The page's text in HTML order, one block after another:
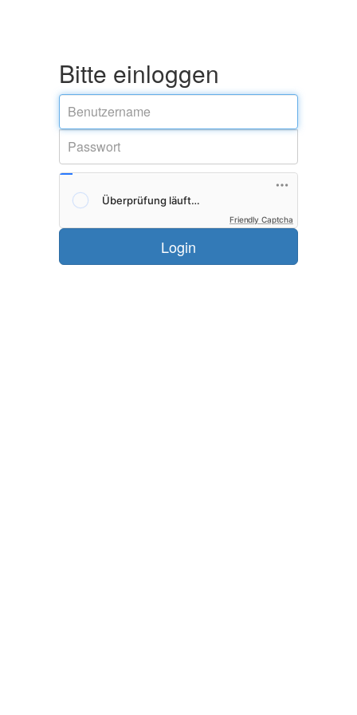
Bitte einloggen
Friendly Captcha
Login